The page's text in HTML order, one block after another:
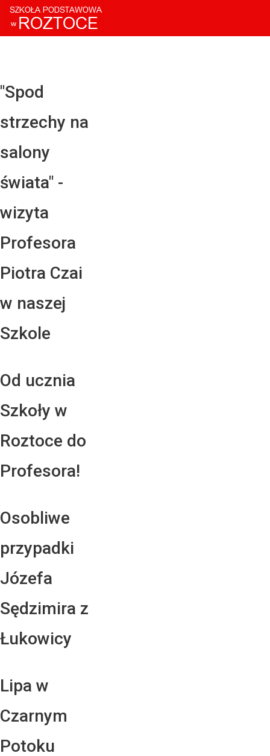
"Spod
strzechy na
salony
świata" -
wizyta
Profesora
Piotra Czai
w naszej
Szkole
Od ucznia
Szkoły w
Roztoce do
Profesora!
Osobliwe
przypadki
Józefa
Sędzimira z
Łukowicy
Lipa w
Czarnym
Potoku